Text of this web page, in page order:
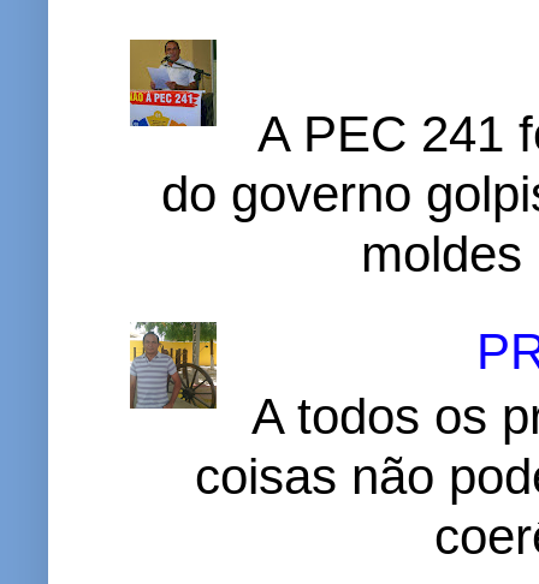
A PEC 241
do governo
A todos os
coisas não